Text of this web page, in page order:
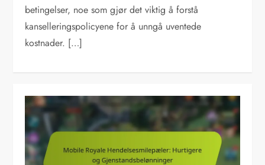
betingelser, noe som gjør det viktig å forstå
kanselleringspolicyene for å unngå uventede
kostnader. […]